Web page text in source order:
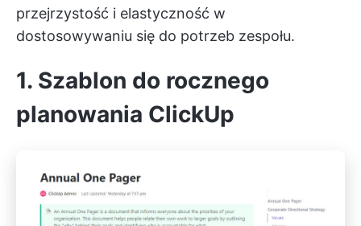
przejrzystość i elastyczność w
dostosowywaniu się do potrzeb zespołu.
1. Szablon do rocznego
planowania ClickUp